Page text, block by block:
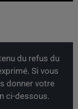
du refus du
Si vous
donner votre
ci-dessous.